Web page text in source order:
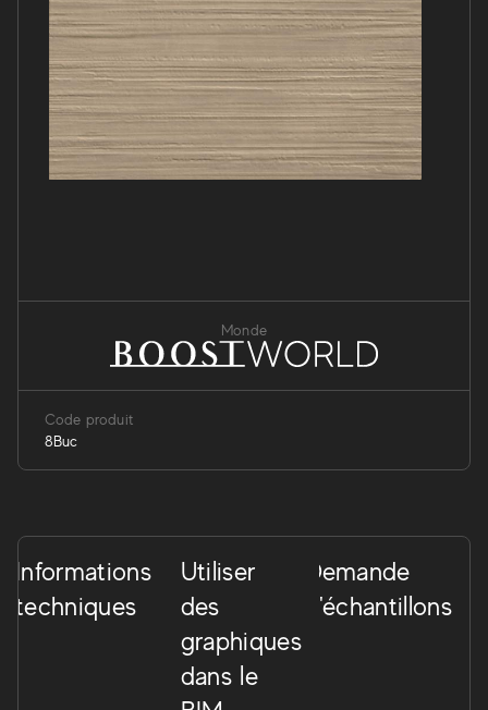
Monde
Code produit
8Buc
Informations
techniques
Utiliser
des
graphiques
dans le
Demande
d'échantillons